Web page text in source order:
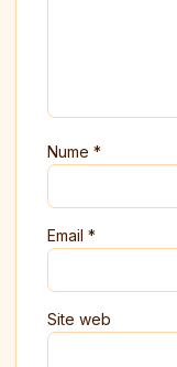
Nume *
Email *
Site web